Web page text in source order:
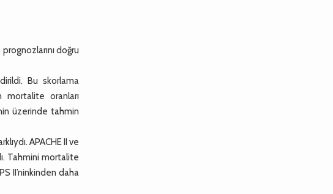
doğru
Bu skorlama
oranları
üzerinde tahmin
APACHE II ve
Tahmini mortalite
II’ninkinden daha